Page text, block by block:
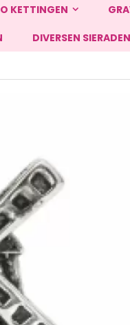
KETTINGEN
DIVERSEN SIERADEN